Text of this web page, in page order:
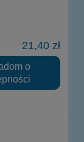
21,40 zł
o